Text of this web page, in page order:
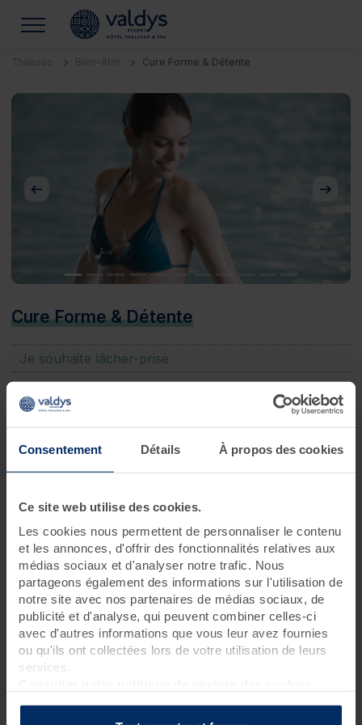
Consentement Détails À propos des cookies
Ce site web utilise des cookies.
Les cookies nous permettent de personnaliser le contenu
et les annonces, d'offrir des fonctionnalités relatives aux
médias sociaux et d'analyser notre trafic. Nous
partageons également des informations sur l'utilisation de
notre site avec nos partenaires de médias sociaux, de
publicité et d'analyse, qui peuvent combiner celles-ci
avec d'autres informations que vous leur avez fournies
ou qu'ils ont collectées lors de votre utilisation de leurs
services.
Thalasso Bien-être Cure Forme & Détente
Précédent
Cure Forme & Détente
Je souhaite lâcher-prise
6 jours • 24 soins
prendre soin de soi, se reposer et faire le plein d’énergie.
Programme des soins
Soins thalasso
2 pluies marines ?
2 douches à jet massant (protocole du Docteur Bagot)
?
3 séances de cataplasmes algués*
?
5 bains hydromassants aux cristaux de mer ou à la gelée
d'algues ?
3 enveloppements de crème d'algues laminaires sur
matelas d'eau chauffant